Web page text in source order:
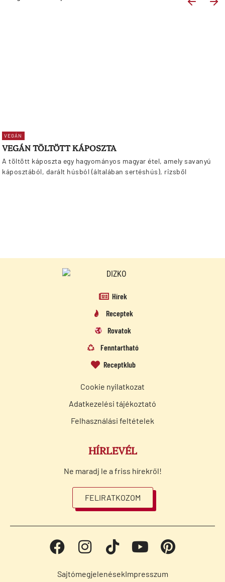
VEGÁN
VEGÁN TÖLTÖTT KÁPOSZTA
A töltött káposzta egy hagyományos magyar étel, amely savanyú
káposztából, darált húsból (általában sertéshús), rizsből
Hírek
Receptek
Rovatok
Fenntartható
Receptklub
Cookie nyilatkozat
Adatkezelési tájékoztató
Felhasználási feltételek
HÍRLEVÉL
Ne maradj le a friss hírekről!
FELIRATKOZOM
SajtómegjelenésekImpresszum